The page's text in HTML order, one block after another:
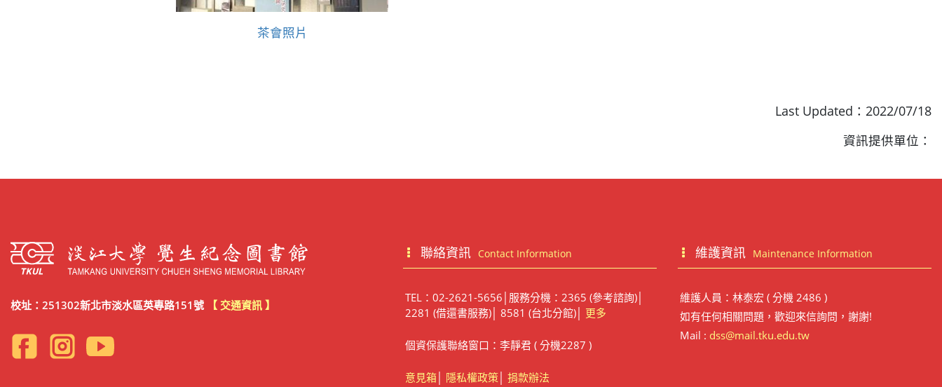
茶會照片
Last Updated：2022/07/18
資訊提供單位：
校址：251302新北市淡水區英專路151號 【 交通資訊 】
聯絡資訊 Contact Information
TEL：02-2621-5656│服務分機：2365 (參考諮詢)│
2281 (借還書服務)│ 8581 (台北分館)│ 更多
個資保護聯絡窗口：李靜君 ( 分機2287 )
意見箱│ 隱私權政策│ 捐款辦法
維護資訊 Maintenance Information
維護人員：林泰宏 ( 分機 2486 )
如有任何相關問題，歡迎來信詢問，謝謝!
Mail : dss@mail.tku.edu.tw